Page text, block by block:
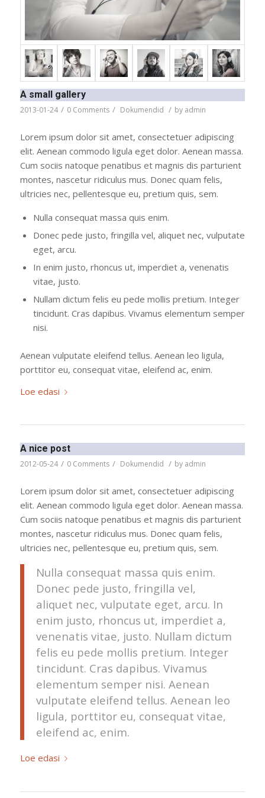
A small gallery
2013-01-24 / 0 Comments / Dokumendid / by admin
Lorem ipsum dolor sit amet, consectetuer adipiscing
elit. Aenean commodo ligula eget dolor. Aenean massa.
Cum sociis natoque penatibus et magnis dis parturient
montes, nascetur ridiculus mus. Donec quam felis,
ultricies nec, pellentesque eu, pretium quis, sem.
Nulla consequat massa quis enim.
Donec pede justo, fringilla vel, aliquet nec, vulputate
eget, arcu.
In enim justo, rhoncus ut, imperdiet a, venenatis
vitae, justo.
Nullam dictum felis eu pede mollis pretium. Integer
tincidunt. Cras dapibus. Vivamus elementum semper
nisi.
Aenean vulputate eleifend tellus. Aenean leo ligula,
porttitor eu, consequat vitae, eleifend ac, enim.
Loe edasi
A nice post
2012-05-24 / 0 Comments / Dokumendid / by admin
Lorem ipsum dolor sit amet, consectetuer adipiscing
elit. Aenean commodo ligula eget dolor. Aenean massa.
Cum sociis natoque penatibus et magnis dis parturient
montes, nascetur ridiculus mus. Donec quam felis,
ultricies nec, pellentesque eu, pretium quis, sem.
Nulla consequat massa quis enim.
Donec pede justo, fringilla vel,
aliquet nec, vulputate eget, arcu. In
enim justo, rhoncus ut, imperdiet a,
venenatis vitae, justo. Nullam dictum
felis eu pede mollis pretium. Integer
tincidunt. Cras dapibus. Vivamus
elementum semper nisi. Aenean
vulputate eleifend tellus. Aenean leo
ligula, porttitor eu, consequat vitae,
eleifend ac, enim.
Loe edasi